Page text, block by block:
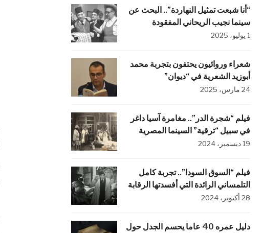
“أنا شبعت تمثيل النهاردة”.. البحث عن
سينما نجيب الريحاني المفقودة
1 يوليو، 2025
شعراء وروائيون يحتفون بتجربة محمد
أبوزيد الشعرية في “ديوان”
24 مارس، 2025
فيلم “شجرة الدر”.. مغامرة آسيا داغر
في سبيل “ترقية” السينما المصرية
19 ديسمبر، 2024
فيلم “السوق السودا”.. تجربة كامل
التلمساني الرائدة التي أفسدتها الرقابة
28 أكتوبر، 2024
دليل عمره 40 عاما يحسم الجدل حول